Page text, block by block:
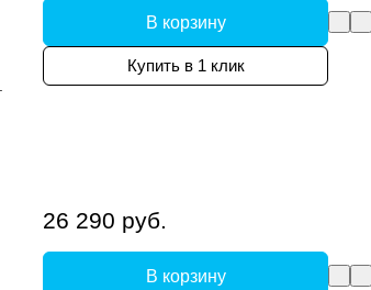
В корзину
Купить в 1 клик
26 290 руб.
В корзину